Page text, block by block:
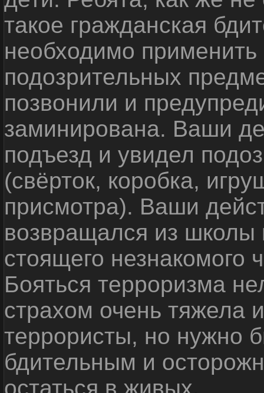
такое гражданская
необходимо
подозрительных
позвонили и
заминирована. Ваши
подъезд и увидел
(свёрток, коробка,
присмотра). Ваши
возвращался из школы
стоящего незнакомого
Бояться терроризма
страхом очень тяжела
террористы, но нужно
бдительным и